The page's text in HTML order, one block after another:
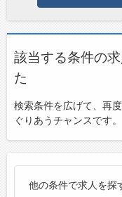
該当する条件の
た
検索条件を広げて、再
ぐりあうチャンスです。
他の条件で求人を探